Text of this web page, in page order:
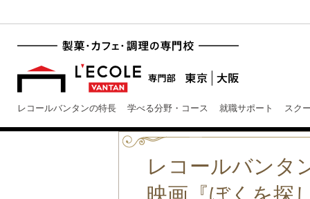
レコールバンタンの特長 学べる分野・コース 就職サポート スク
レコールバンタ